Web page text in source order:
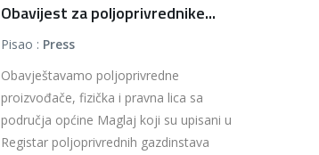
Obavijest za poljoprivrednike...
Pisao : Press
Obavještavamo poljoprivredne
proizvođače, fizička i pravna lica sa
područja općine Maglaj koji su upisani u
Registar poljoprivrednih gazdinstava